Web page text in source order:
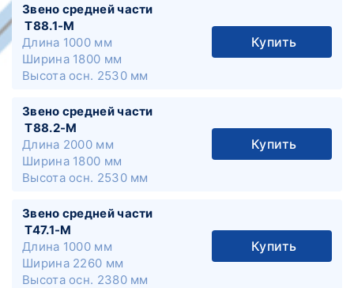
Звено средней части
Т88.1-М
Длина 1000 мм
Ширина 1800 мм
Высота осн. 2530 мм
Купить
Звено средней части
Т88.2-М
Длина 2000 мм
Ширина 1800 мм
Высота осн. 2530 мм
Купить
Звено средней части
Т47.1-М
Длина 1000 мм
Ширина 2260 мм
Высота осн. 2380 мм
Купить